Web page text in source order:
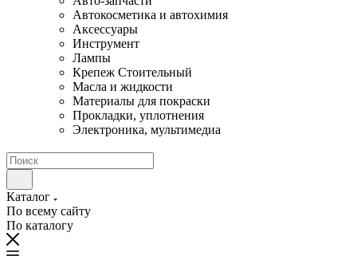
Автокосметика и автохимия
Аксессуары
Инструмент
Лампы
Крепеж Стоительный
Масла и жидкости
Материалы для покраски
Прокладки, уплотнения
Электроника, мультимедиа
Каталог
По всему сайту
По каталогу